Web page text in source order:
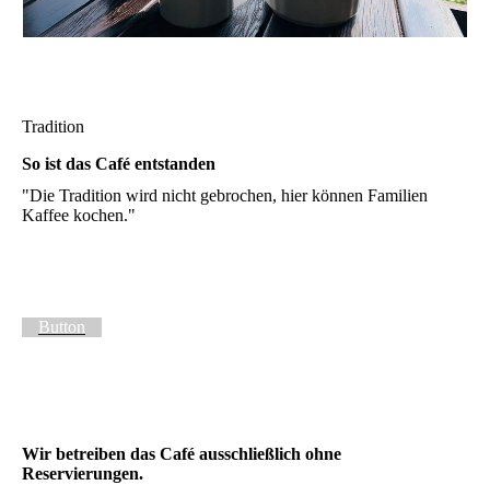
Tradition
So ist das Café entstanden
"Die Tradition wird nicht gebrochen, hier können Familien
Kaffee kochen."
Button
Wir betreiben das Café ausschließlich ohne
Reservierungen.